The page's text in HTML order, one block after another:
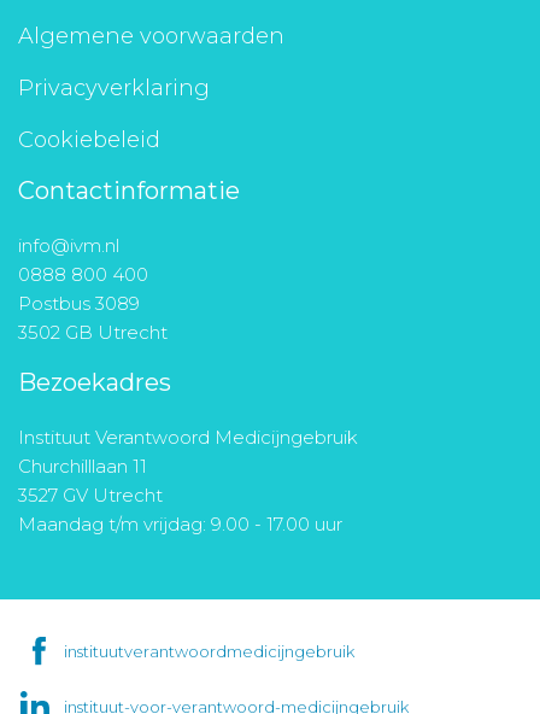
Algemene voorwaarden
Privacyverklaring
Cookiebeleid
Contactinformatie
info@ivm.nl
0888 800 400
Postbus 3089
3502 GB Utrecht
Bezoekadres
Instituut Verantwoord Medicijngebruik
Churchilllaan 11
3527 GV Utrecht
Maandag t/m vrijdag: 9.00 - 17.00 uur
instituutverantwoordmedicijngebruik
instituut-voor-verantwoord-medicijngebruik